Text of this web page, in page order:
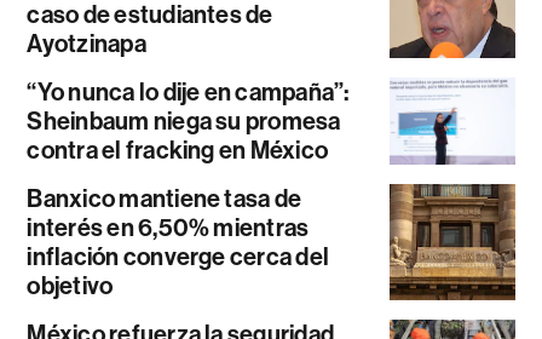
caso de estudiantes de
Ayotzinapa
“Yo nunca lo dije en campaña”:
Sheinbaum niega su promesa
contra el fracking en México
Banxico mantiene tasa de
interés en 6,50% mientras
inflación converge cerca del
objetivo